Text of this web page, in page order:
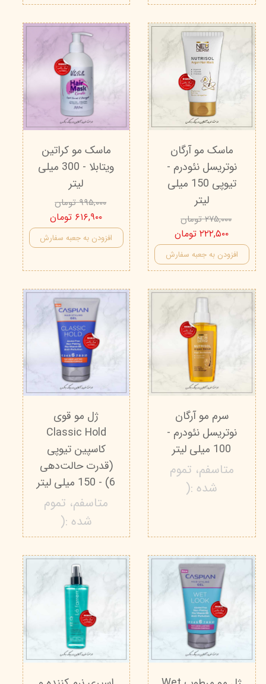
ماسک مو آرگان
نوتریسل نئودرم -
تیوپی 150 میلی‌
لیتر
۲۷۵,۰۰۰ تومان
۲۲۲,۵۰۰ تومان
افزودن به جعبه سفارش
ماسک مو کراتین
ویتابلا - 300 میلی
لیتر
۹۹۵,۰۰۰ تومان
۶۱۶,۹۰۰ تومان
افزودن به جعبه سفارش
سرم مو آرگان
نوتریسل نئودرم -
100 میلی‌ لیتر
متاسفم، تموم
شده :(
ژل مو قوی
Classic Hold
کاسپین تیوپی
(قدرت حالت‌دهی
6) - 150 میلی لیتر
متاسفم، تموم
شده :(